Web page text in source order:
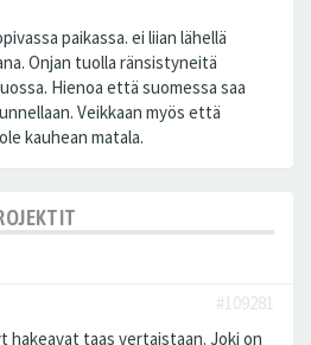
paikassa. ei liian lähellä
Onjan tuolla ränsistyneitä
Hienoa että suomessa saa
Veikkaan myös että
kauhean matala.
#109281
hakeavat taas vertaistaan. Joki on